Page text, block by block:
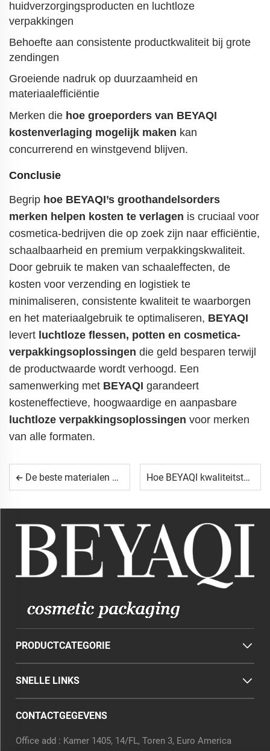
huidverzorgingsproducten en luchtloze
verpakkingen
Behoefte aan consistente productkwaliteit bij grote
zendingen
Groeiende nadruk op duurzaamheid en
materiaalefficiëntie
Merken die hoe groeporders van BEYAQI
kostenverlaging mogelijk maken kan
concurrerend en winstgevend blijven.
Conclusie
Begrip hoe BEYAQI’s groothandelsorders
merken helpen kosten te verlagen is cruciaal voor
cosmetica-bedrijven die op zoek zijn naar efficiëntie,
schaalbaarheid en premium verpakkingskwaliteit.
Door gebruik te maken van schaaleffecten, de
kosten voor verzending en logistiek te
minimaliseren, consistente kwaliteit te waarborgen
en het materiaalgebruik te optimaliseren, BEYAQI
levert luchtloze flessen, potten en cosmetica-
verpakkingsoplossingen die geld besparen terwijl
de productwaarde wordt verhoogd. Een
samenwerking met BEYAQI garandeert
kosteneffectieve, hoogwaardige en aanpasbare
luchtloze verpakkingsoplossingen voor merken
van alle formaten.
De beste materialen voor hoogwaardige luchtloze flessen Hoe BEYAQI kwaliteitstests uitvoert op luchtloze flessen
PRODUCTCATEGORIE
SNELLE LINKS
CONTACTGEGEVENS
Office add : Kamer 1405, 14/FL, Toren 3, Euro America